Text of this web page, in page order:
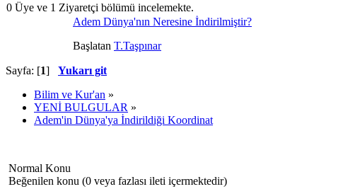
0 Üye ve 1 Ziyaretçi bölümü incelemekte.
Adem Dünya'nın Neresine İndirilmiştir?
Başlatan T.Taşpınar
Sayfa: [1] Yukarı git
Bilim ve Kur'an »
YENİ BULGULAR »
Adem'in Dünya'ya İndirildiği Koordinat
Normal Konu
Beğenilen konu (0 veya fazlası ileti içermektedir)